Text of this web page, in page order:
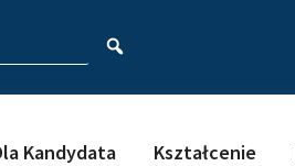
wyszukać
Kandydata Kształcenie